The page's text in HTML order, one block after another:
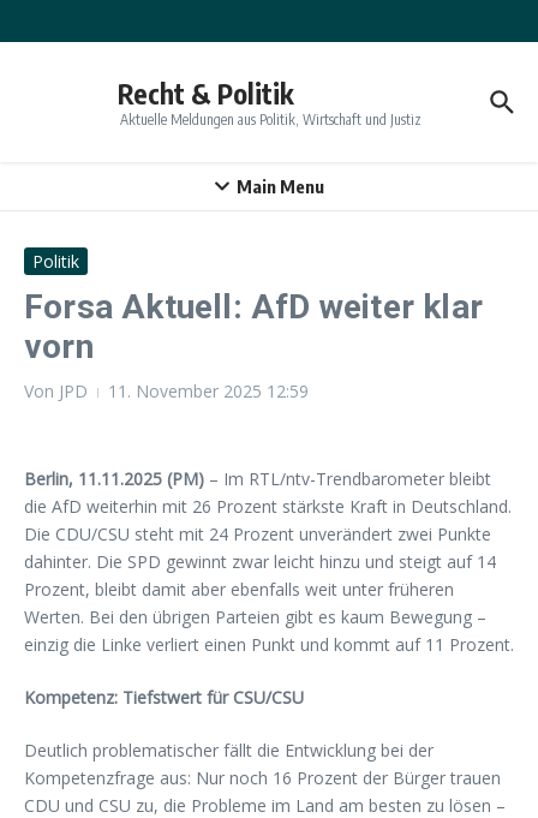
Recht & Politik
Aktuelle Meldungen aus Politik, Wirtschaft und Justiz
Main Menu
Politik
Forsa Aktuell: AfD weiter klar
vorn
Von JPD 11. November 2025 12:59
Berlin, 11.11.2025 (PM) – Im RTL/ntv-Trendbarometer bleibt
die AfD weiterhin mit 26 Prozent stärkste Kraft in Deutschland.
Die CDU/CSU steht mit 24 Prozent unverändert zwei Punkte
dahinter. Die SPD gewinnt zwar leicht hinzu und steigt auf 14
Prozent, bleibt damit aber ebenfalls weit unter früheren
Werten. Bei den übrigen Parteien gibt es kaum Bewegung –
einzig die Linke verliert einen Punkt und kommt auf 11 Prozent.
Kompetenz: Tiefstwert für CSU/CSU
Deutlich problematischer fällt die Entwicklung bei der
Kompetenzfrage aus: Nur noch 16 Prozent der Bürger trauen
CDU und CSU zu, die Probleme im Land am besten zu lösen –